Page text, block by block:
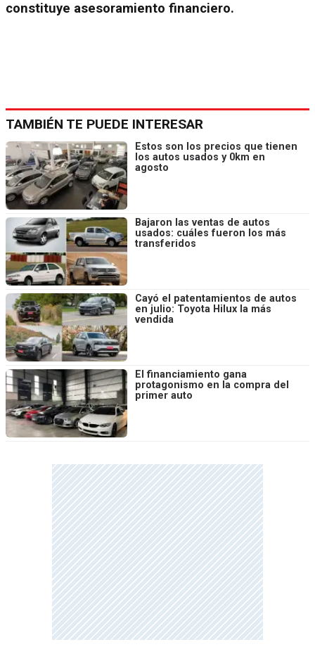
constituye asesoramiento financiero.
TAMBIÉN TE PUEDE INTERESAR
Estos son los precios que tienen
los autos usados y 0km en
agosto
Bajaron las ventas de autos
usados: cuáles fueron los más
transferidos
Cayó el patentamientos de autos
en julio: Toyota Hilux la más
vendida
El financiamiento gana
protagonismo en la compra del
primer auto